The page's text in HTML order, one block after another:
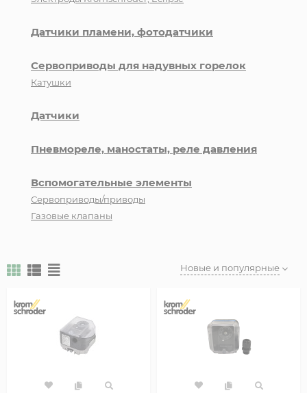
Датчики пламени, фотодатчики
Сервоприводы для надувных горелок
Катушки
Датчики
Пневмореле, маностаты, реле давления
Вспомогательные элементы
Сервоприводы/приводы
Газовые клапаны
Новые и популярные